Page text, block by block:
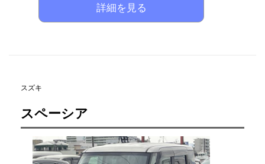
詳細を見る
スズキ
スペーシア